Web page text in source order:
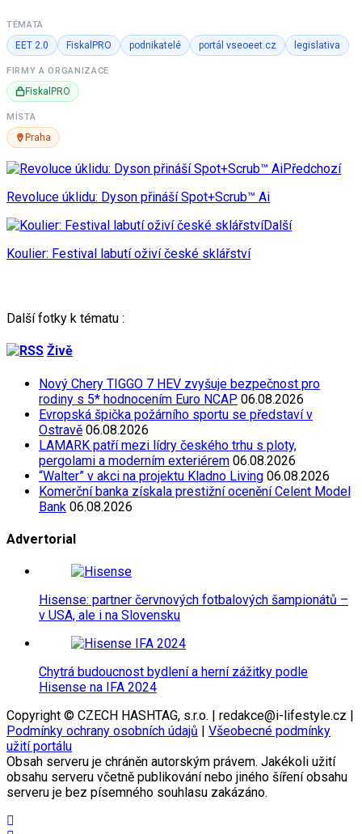
TÉMATA
EET 2.0 FiskalPRO podnikatelé portál vseoeet.cz legislativa
FIRMY A ORGANIZACE
FiskalPRO
MÍSTA
Praha
Předchozí
Revoluce úklidu: Dyson přináší Spot+Scrub™ Ai
Další
Koulier: Festival labutí oživí české sklářství
Další fotky k tématu :
Živě
Nový Chery TIGGO 7 HEV zvyšuje bezpečnost pro
rodiny s 5* hodnocením Euro NCAP 06.08.2026
Evropská špička požárního sportu se představí v
Ostravě 06.08.2026
LAMARK patří mezi lídry českého trhu s ploty,
pergolami a moderním exteriérem 06.08.2026
“Walter” v akci na projektu Kladno Living 06.08.2026
Komerční banka získala prestižní ocenění Celent Model
Bank 06.08.2026
Advertorial
Hisense: partner červnových fotbalových šampionátů –
v USA, ale i na Slovensku
Chytrá budoucnost bydlení a herní zážitky podle
Hisense na IFA 2024
Copyright © CZECH HASHTAG, s.r.o. | redakce@i-lifestyle.cz |
Podmínky ochrany osobních údajů | Všeobecné podmínky
užití portálu
Obsah serveru je chráněn autorským právem. Jakékoli užití
obsahu serveru včetně publikování nebo jiného šíření obsahu
serveru je bez písemného souhlasu zakázáno.